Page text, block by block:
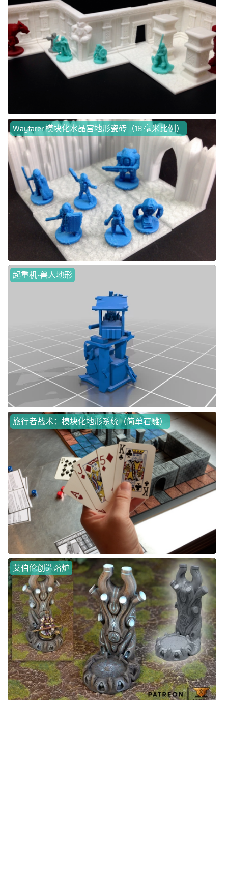
Wayfarer 模块化水晶宫地形瓷砖（18 毫米比例）
起重机-兽人地形
旅行者战术：模块化地形系统（简单石雕）
艾伯伦创造熔炉